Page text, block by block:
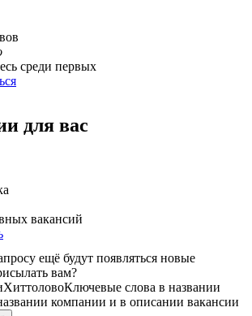
среди первых
для вас
вакансий
ещё будут появляться новые
вам?
ХиттоловоКлючевые слова в названии
компании и в описании вакансии